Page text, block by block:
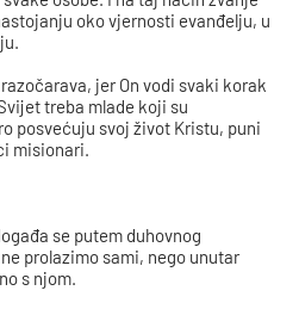
oko vjernosti evanđelju, u
jer On vodi svaki korak
treba mlade koji su
posvećuju svoj život Kristu, puni
misionari.
se putem duhovnog
prolazimo sami, nego unutar
s njom.